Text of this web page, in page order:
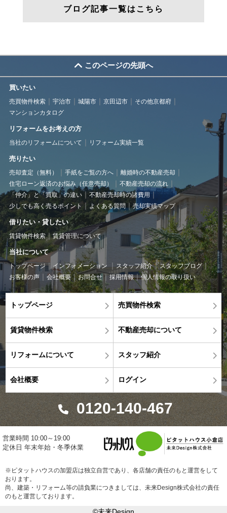
ブログ記事一覧はこちら
このページの先頭へ
買いたい
売買物件検索 宇治市 城陽市 京田辺市
その他京都府
マンションカタログ
リフォームをお考えの方
当社のリフォームについて リフォーム実績一覧
売りたい
売却査定（無料） 手紙をご覧の方へ
離婚時の不動産売却
住宅ローン返済のお悩み（任意売却）
不動産売却の流れ
「仲介」と「買取」の違い
不動産売却時の諸費用
少しでも高く売るポイント
よくある質問 売却実績マップ
借りたい・貸したい
賃貸物件検索 賃貸管理について
当社について
トップページ インフォメーション スタッフ紹介
スタッフブログ
お客様の声
会社概要 お問合せ 採用情報 個人情報の取り扱い
トップページ 売買物件検索
賃貸物件検索 不動産売却について
リフォームについて スタッフ紹介
会社概要 ログイン
0120-140-467
営業時間 10:00～19:00
定休日 年末年始・冬季休業
※ピタットハウスの加盟店は独立自営であり、各店舗の責任のもと運営をして
おります。
尚、建築・リフォーム等の請負業につきましては、未来Design株式会社の責任
のもと運営しております。